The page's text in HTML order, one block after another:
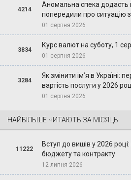
4214
Аномальна спека додасть
попередили про ситуацію
01 серпня 2026
3834
Курс валют на суботу, 1
01 серпня 2026
3284
Як змінити ім’я в Україні:
вартість послуги у 2026
01 серпня 2026
НАЙБІЛЬШЕ ЧИТАЮТЬ ЗА МІСЯЦЬ
11222
Вступ до вишів у 2026
бюджету та контракту
12 липня 2026